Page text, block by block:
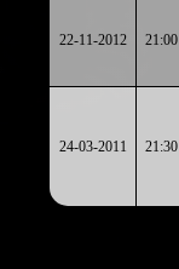
22-11-2012 21:00
24-03-2011 21:30